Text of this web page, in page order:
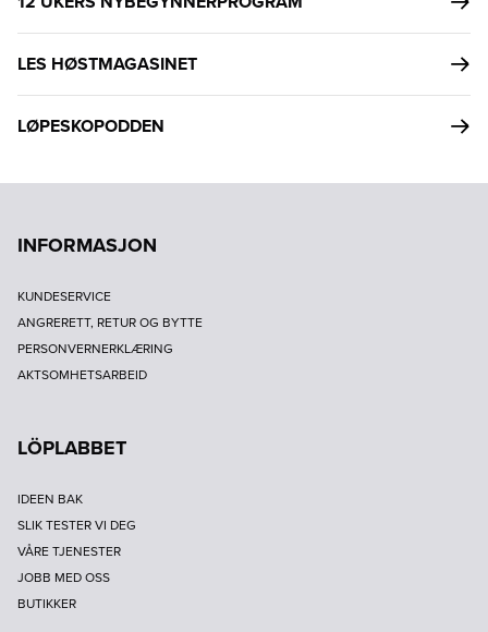
LES HØSTMAGASINET
LØPESKOPODDEN
INFORMASJON
KUNDESERVICE
ANGRERETT, RETUR OG BYTTE
PERSONVERNERKLÆRING
AKTSOMHETSARBEID
LÖPLABBET
IDEEN BAK
SLIK TESTER VI DEG
VÅRE TJENESTER
JOBB MED OSS
BUTIKKER